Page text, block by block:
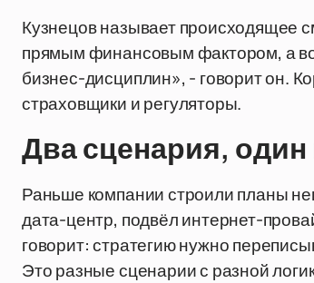
Кузнецов называет происходящее
прямым финансовым фактором, а
бизнес-дисциплин», - говорит он.
страховщики и регуляторы.
Два сценария,
Раньше компании строили планы
дата-центр, подвёл интернет-
говорит: стратегию нужно
Это разные сценарии с разной